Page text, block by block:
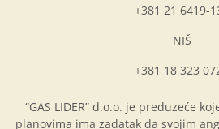
+381 21 6419-
NIŠ
+381 18 323
“GAS LIDER” d.o.o. je preduzeće
planovima ima zadatak da svojim